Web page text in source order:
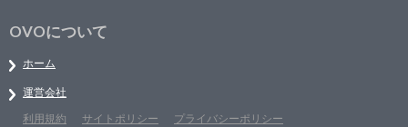
OVOについて
ホーム
運営会社
利用規約
サイトポリシー プライバシーポリシー